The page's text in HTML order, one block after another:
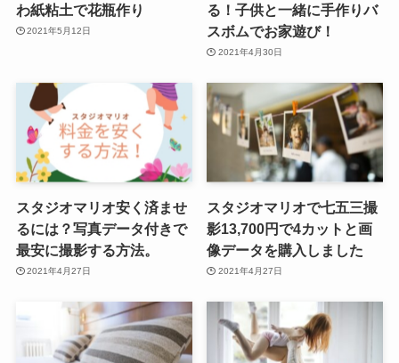
わ紙粘土で花瓶作り
2021年5月12日
る！子供と一緒に手作りバ
スボムでお家遊び！
2021年4月30日
スタジオマリオ安く済ませ
るには？写真データ付きで
最安に撮影する方法。
2021年4月27日
スタジオマリオで七五三撮
影13,700円で4カットと画
像データを購入しました
2021年4月27日